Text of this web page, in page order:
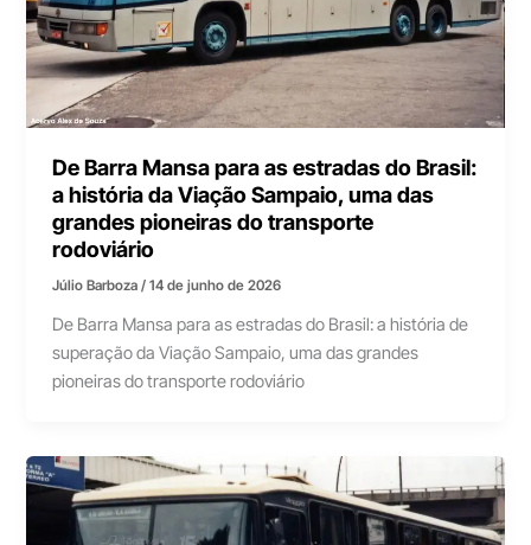
De Barra Mansa para as estradas do Brasil:
a história da Viação Sampaio, uma das
grandes pioneiras do transporte
rodoviário
Júlio Barboza/14 de junho de 2026
De Barra Mansa para as estradas do Brasil: a história de
superação da Viação Sampaio, uma das grandes
pioneiras do transporte rodoviário